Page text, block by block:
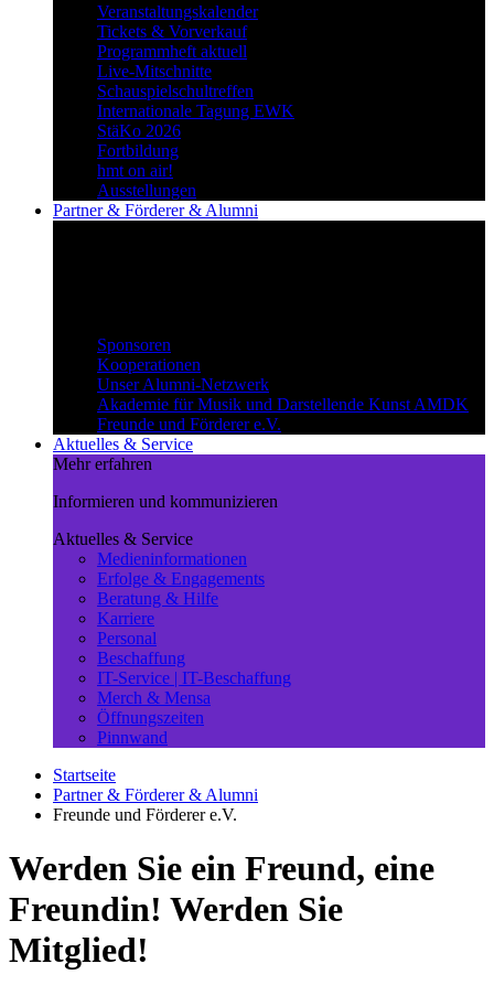
Veranstaltungskalender
Tickets & Vorverkauf
Programmheft aktuell
Live-Mitschnitte
Schauspielschultreffen
Internationale Tagung EWK
StäKo 2026
Fortbildung
hmt on air!
Ausstellungen
Partner & Förderer & Alumni
Sponsoren
Kooperationen
Unser Alumni-Netzwerk
Akademie für Musik und Darstellende Kunst AMDK
Freunde und Förderer e.V.
Aktuelles & Service
Mehr erfahren
Informieren und kommunizieren
Aktuelles & Service
Medieninformationen
Erfolge & Engagements
Beratung & Hilfe
Karriere
Personal
Beschaffung
IT-Service | IT-Beschaffung
Merch & Mensa
Öffnungszeiten
Pinnwand
Startseite
Partner & Förderer & Alumni
Freunde und Förderer e.V.
Werden Sie ein Freund, eine
Freundin! Werden Sie
Mitglied!